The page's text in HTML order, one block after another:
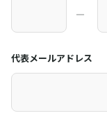
―
代表メールアドレス